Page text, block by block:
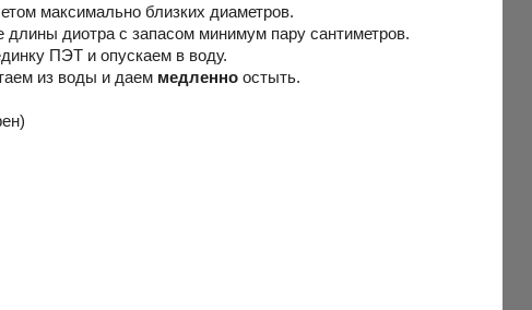
максимально близких диаметров.
диотра с запасом минимум пару сантиметров.
ПЭТ и опускаем в воду.
из воды и даем медленно остыть.